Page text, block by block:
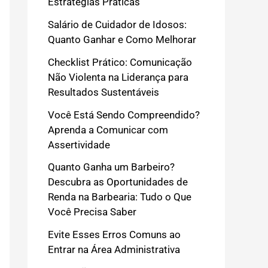
Salário de Cuidador de Idosos:
Quanto Ganhar e Como Melhorar
Checklist Prático: Comunicação
Não Violenta na Liderança para
Resultados Sustentáveis
Você Está Sendo Compreendido?
Aprenda a Comunicar com
Assertividade
Quanto Ganha um Barbeiro?
Descubra as Oportunidades de
Renda na Barbearia: Tudo o Que
Você Precisa Saber
Evite Esses Erros Comuns ao
Entrar na Área Administrativa